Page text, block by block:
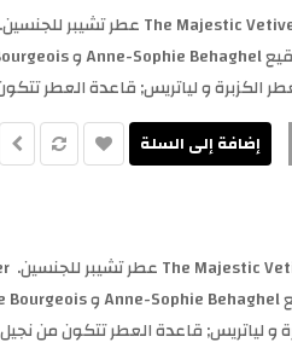
الكزبرة و لياتريس; قاعدة العطر
و لياتريس; قاعدة العطر تتكون من نجيل